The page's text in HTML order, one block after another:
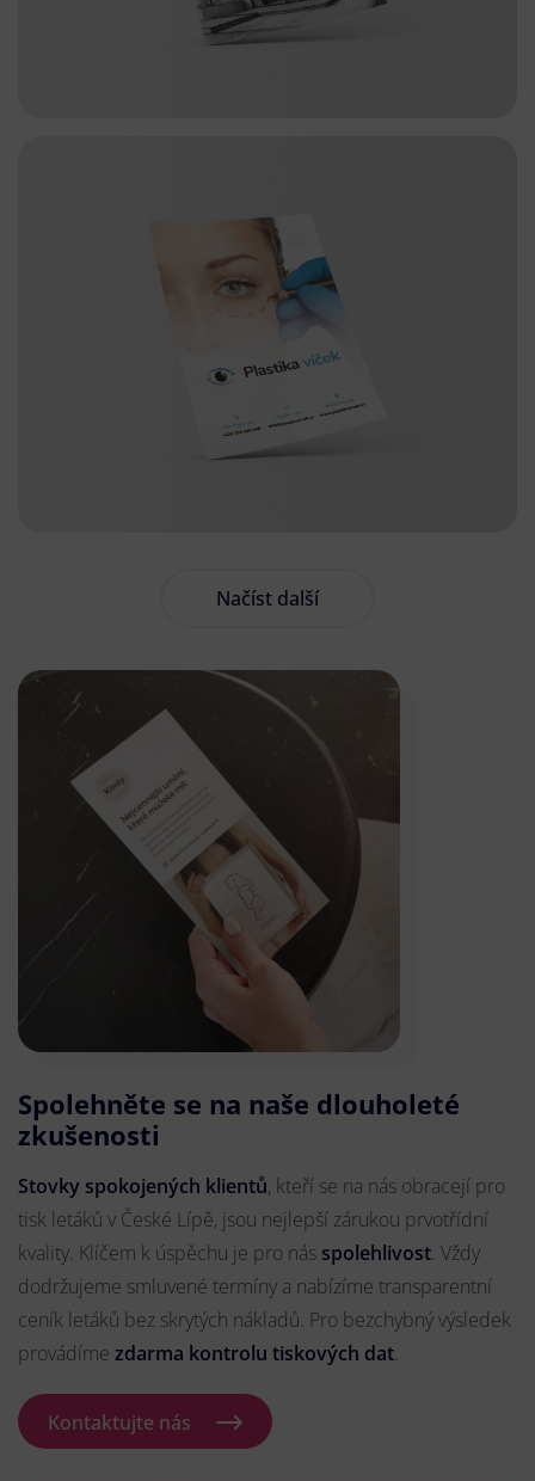
Načíst další
Spolehněte se na naše dlouholeté
zkušenosti
Stovky spokojených klientů, kteří se na nás obracejí pro
tisk letáků v České Lípě, jsou nejlepší zárukou prvotřídní
kvality. Klíčem k úspěchu je pro nás spolehlivost. Vždy
dodržujeme smluvené termíny a nabízíme transparentní
ceník letáků bez skrytých nákladů. Pro bezchybný výsledek
provádíme zdarma kontrolu tiskových dat.
Kontaktujte nás